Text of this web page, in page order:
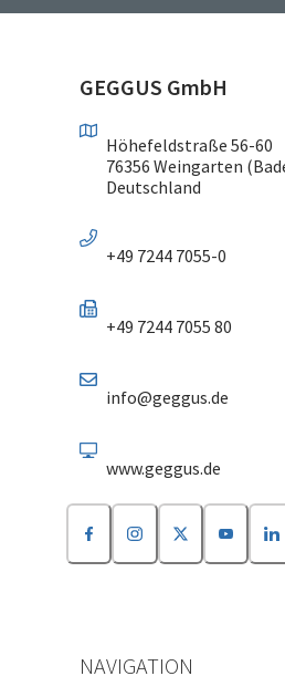
GEGGUS GmbH
Höhefeldstraße 56-60
76356 Weingarten
Deutschland
+49 7244 7055-0
+49 7244 7055 80
info@geggus.de
www.geggus.de
NAVIGATION